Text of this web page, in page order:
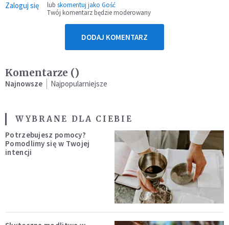
Zaloguj się lub skomentuj jako Gość
Twój komentarz będzie moderowany
DODAJ KOMENTARZ
Komentarze ()
Najnowsze Najpopularniejsze
WYBRANE DLA CIEBIE
Potrzebujesz pomocy?
Pomodlimy się w Twojej
intencji